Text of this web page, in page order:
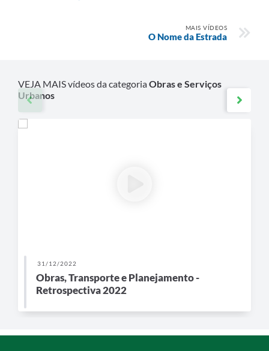
MAIS VÍDEOS
O Nome da Estrada
VEJA MAIS vídeos da categoriaObras e Serviços
Urbanos
31/12/2022
Obras, Transporte e Planejamento -
Retrospectiva 2022